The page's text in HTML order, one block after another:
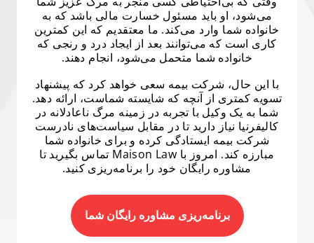
می‌شود، او باید مسئول خسارت مالی باشد که به
خانواده شما وارد می‌کند. ما معتقدیم که این کمترین
کاری است که می‌توانند بعد از ایجاد درد و رنجی که
خانواده شما متحمل می‌شود، انجام دهند.
با این حال، شرکت بیمه سعی خواهد کرد که پیشنهاد
تسویه کمتری از آنچه که شایسته شماست، ارائه دهد.
شما به یک وکیل با تجربه در زمینه مرگ ناعادلانه در
کالیفرنیا نیاز دارید تا در مقابل سیاست‌های نادرست
شرکت بیمه ایستادگی کرده و برای خانواده شما
مبارزه کند. امروز با Maison Law تماس بگیرید تا
مشاوره رایگان خود را برنامه‌ریزی کنید.
برنامه‌ریزی مشاوره رایگان شما